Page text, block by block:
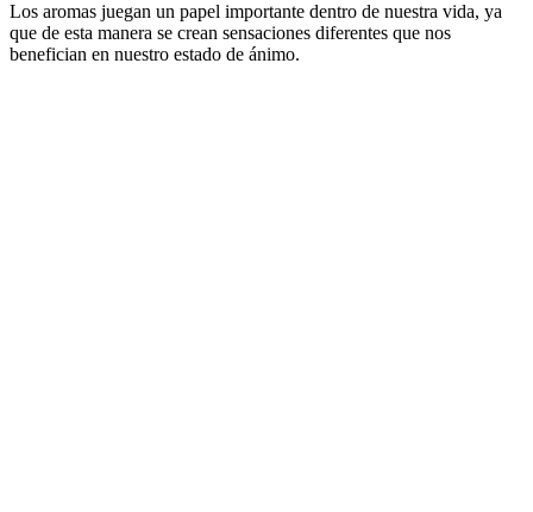
Los aromas juegan un papel importante dentro de nuestra vida, ya
que de esta manera se crean sensaciones diferentes que nos
benefician en nuestro estado de ánimo.